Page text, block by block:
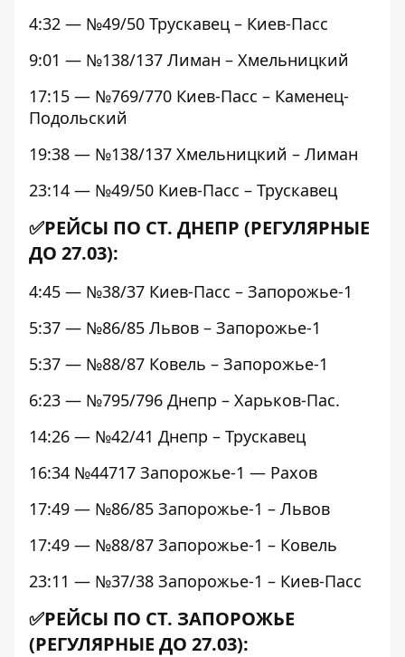
4:32 — №49/50 Трускавец – Киев-Пасс
9:01 — №138/137 Лиман – Хмельницкий
17:15 — №769/770 Киев-Пасс – Каменец-
Подольский
19:38 — №138/137 Хмельницкий – Лиман
23:14 — №49/50 Киев-Пасс – Трускавец
✅РЕЙСЫ ПО СТ. ДНЕПР (РЕГУЛЯРНЫЕ
ДО 27.03):
4:45 — №38/37 Киев-Пасс – Запорожье-1
5:37 — №86/85 Львов – Запорожье-1
5:37 — №88/87 Ковель – Запорожье-1
6:23 — №795/796 Днепр – Харьков-Пас.
14:26 — №42/41 Днепр – Трускавец
16:34 №44717 Запорожье-1 — Рахов
17:49 — №86/85 Запорожье-1 – Львов
17:49 — №88/87 Запорожье-1 – Ковель
23:11 — №37/38 Запорожье-1 – Киев-Пасс
✅РЕЙСЫ ПО СТ. ЗАПОРОЖЬЕ
(РЕГУЛЯРНЫЕ ДО 27.03):